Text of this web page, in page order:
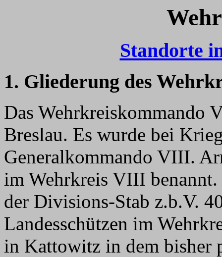
Standorte
1. Gliederung des
Das Wehrkreiskommando
Breslau. Es wurde bei
Generalkommando VIII.
im Wehrkreis VIII
der Divisions-Stab z.b.V.
Landesschützen im
in Kattowitz in dem bisher